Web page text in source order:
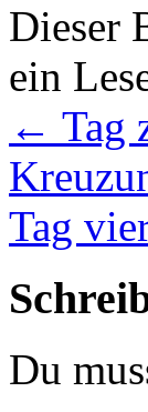
Dieser
ein
← Tag
Tag
Du